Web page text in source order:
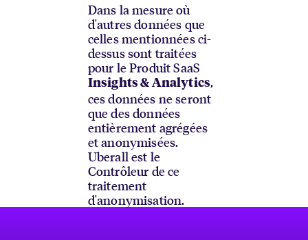
Dans la mesure où
d'autres données que
celles mentionnées ci-
dessus sont traitées
pour le Produit SaaS
Insights & Analytics,
ces données ne seront
que des données
entièrement agrégées
et anonymisées.
Uberall est le
Contrôleur de ce
traitement
d'anonymisation.